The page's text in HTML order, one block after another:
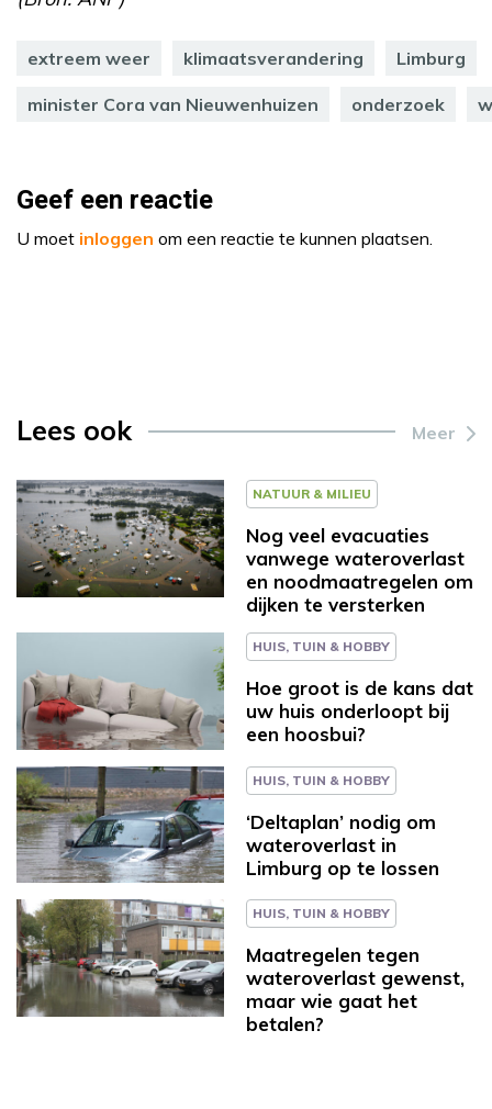
extreem weer klimaatsverandering Limburg
minister Cora van Nieuwenhuizen onderzoek
Geef een reactie
U moet inloggen om een reactie te kunnen plaatsen.
Lees ook Meer
NATUUR & MILIEU
Nog veel evacuaties
vanwege wateroverlast
en noodmaatregelen om
dijken te versterken
HUIS, TUIN & HOBBY
Hoe groot is de kans dat
uw huis onderloopt bij
een hoosbui?
HUIS, TUIN & HOBBY
‘Deltaplan’ nodig om
wateroverlast in
Limburg op te lossen
HUIS, TUIN & HOBBY
Maatregelen tegen
wateroverlast gewenst,
maar wie gaat het
betalen?